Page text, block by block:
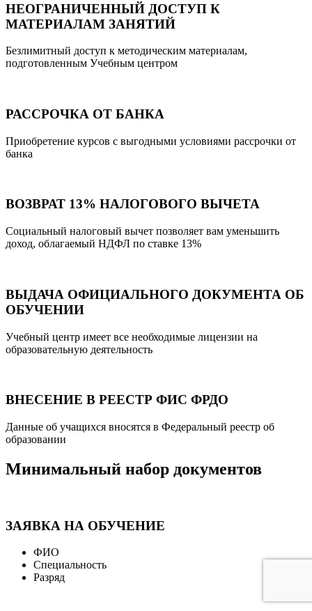
НЕОГРАНИЧЕННЫЙ ДОСТУП К
МАТЕРИАЛАМ ЗАНЯТИЙ
Безлимитный доступ к методическим материалам,
подготовленным Учебным центром
РАССРОЧКА ОТ БАНКА
Приобретение курсов с выгодными условиями рассрочки от
банка
ВОЗВРАТ 13% НАЛОГОВОГО ВЫЧЕТА
Социальный налоговый вычет позволяет вам уменьшить
доход, облагаемый НДФЛ по ставке 13%
ВЫДАЧА ОФИЦИАЛЬНОГО ДОКУМЕНТА ОБ
ОБУЧЕНИИ
Учебный центр имеет все необходимые лицензии на
образовательную деятельность
ВНЕСЕНИЕ В РЕЕСТР ФИС ФРДО
Данные об учащихся вносятся в Федеральный реестр об
образовании
Минимальный набор документов
ЗАЯВКА НА ОБУЧЕНИЕ
ФИО
Специальность
Разряд